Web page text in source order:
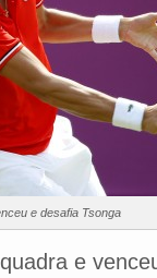
e desafia Tsonga
e